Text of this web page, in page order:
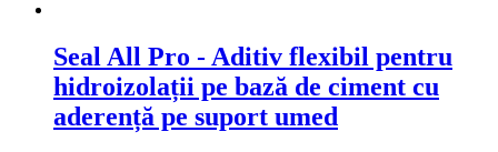
Seal All Pro - Aditiv flexibil pentru
hidroizolații pe bază de ciment cu
aderență pe suport umed